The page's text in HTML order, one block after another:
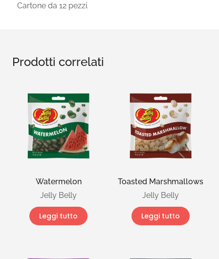
Cartone da 12 pezzi.
Prodotti correlati
Watermelon
Jelly Belly
Leggi tutto
Toasted Marshmallows
Jelly Belly
Leggi tutto